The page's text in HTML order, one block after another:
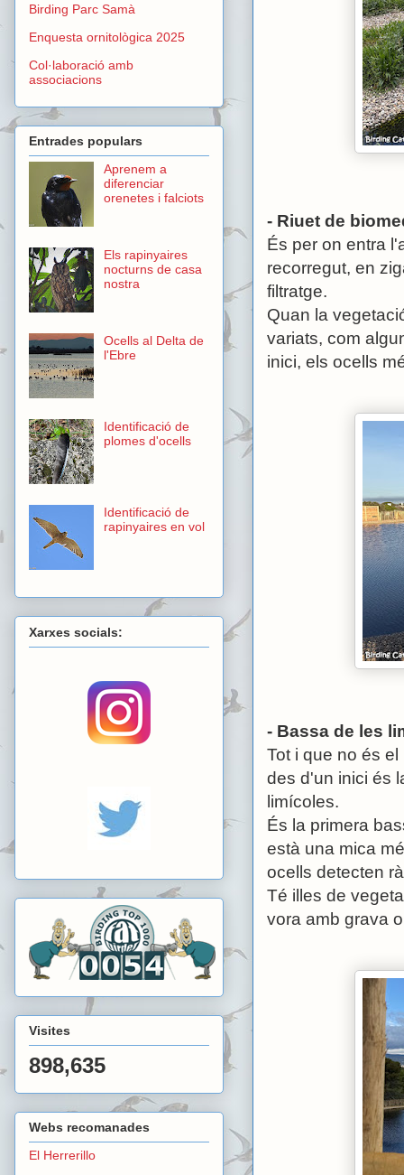
- Riuet de
És per on entra
recorregut, en
filtratge.
Quan la
variats, com
inici, els ocells
- Bassa de les
Tot i que no és
des d'un inici és
limícoles.
És la primera
està una mica
ocells detecten
Té illes de
vora amb grava
Birding Parc Samà
Enquesta ornitològica 2025
Col·laboració amb
associacions
Entrades populars
Aprenem a
diferenciar
orenetes i falciots
Els rapinyaires
nocturns de casa
nostra
Ocells al Delta de
l'Ebre
Identificació de
plomes d'ocells
Identificació de
rapinyaires en vol
Xarxes socials:
Visites
898,635
Webs recomanades
El Herrerillo